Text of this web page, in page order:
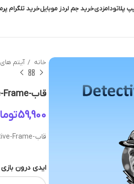
پلاتودامزدیخرید جم لردز موبایلخرید تلگرام
خانه آیتم های
قاب-Detective-Frame
قاب-Detective-Frame
ایدی درون بازی